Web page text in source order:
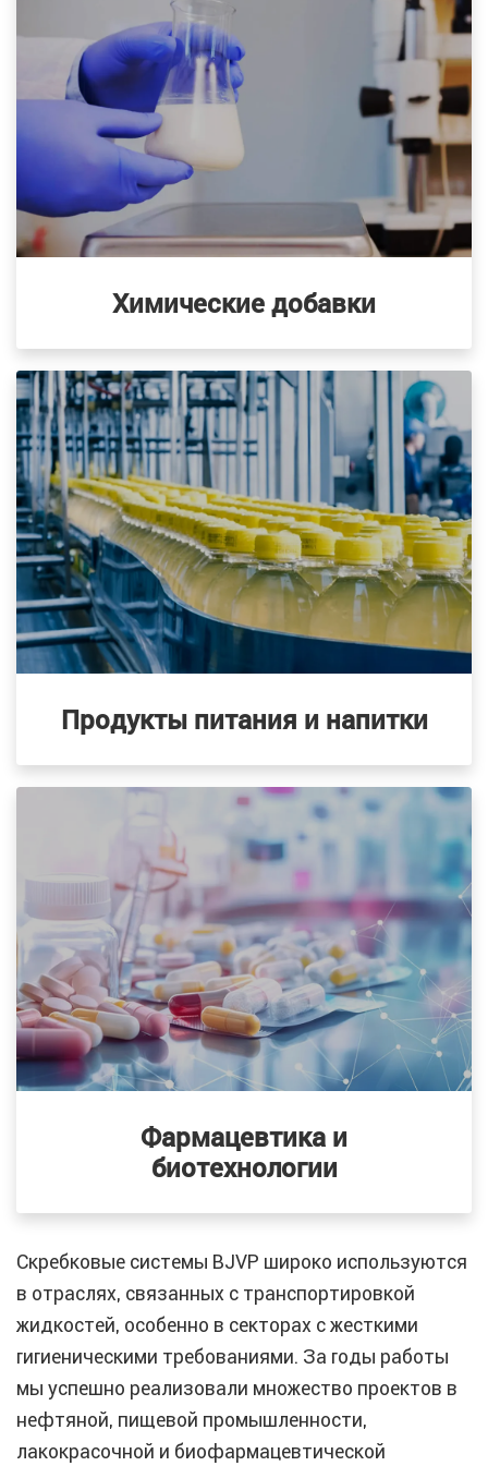
Химические добавки
Продукты питания и напитки
Фармацевтика и
биотехнологии
Скребковые системы BJVP широко используются
в отраслях, связанных с транспортировкой
жидкостей, особенно в секторах с жесткими
гигиеническими требованиями. За годы работы
мы успешно реализовали множество проектов в
нефтяной, пищевой промышленности,
лакокрасочной и биофармацевтической